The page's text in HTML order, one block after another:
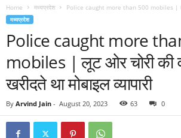
Home मध्यप्रदेश Police caught more than 500 mobiles | लूट
मध्यप्रदेश
Police caught more
mobiles | लूट ओर चोरी की
खरीदते था मोबाइल व्यापारी
By Arvind Jain - August 20, 2023 63 0